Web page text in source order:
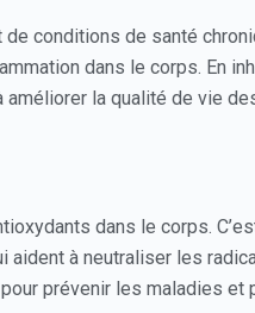
conditions de santé
dans le corps. En
améliorer la qualité de vie
dans le corps.
à neutraliser les
prévenir les maladies et